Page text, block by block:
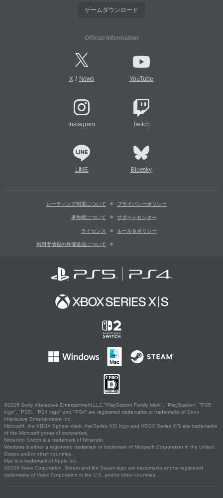
ゲームダウンロード
Official Information
X/ News YouTube
Instagram Twitch
LINE Bluesky
レーティング制度について プライバシーポリシー
著作権について サポートセンター
ライセンス ルール＆ポリシー
利用者情報の外部送信について
©2026 Sony Interactive Entertainment LLC."PlayStation Family Mark", "PlayStation", "PS5
logo", "PS5", "PS4 logo" and "PS4" are registered trademarks or trademarks of Sony
Interactive Entertainment Inc.
Microsoft, the XBOX Sphere mark, the Series X|S logo and XBOX Series X|S are trademarks
of the Microsoft group of companies.
Nintendo Switch is a trademark of Nintendo.
Windows is either a registered trademark or trademark of Microsoft Corporation in the United
States and/or other countries.
Mac is a trademark of Apple Inc.
©2026 Valve Corporation. Steam and the Steam logo are trademarks and/or registered
trademarks of Valve Corporation in the U.S. and/or other countries.